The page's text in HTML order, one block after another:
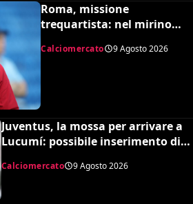
Roma, missione
trequartista: nel mirino
Calciomercato 9 Agosto 2026
Juventus, la mossa per arrivare a
Lucumí: possibile inserimento di
Calciomercato 9 Agosto 2026